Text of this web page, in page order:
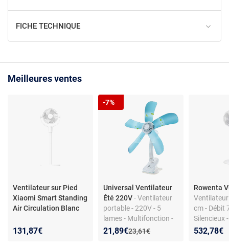
FICHE TECHNIQUE
Meilleures ventes
Ventilateur sur Pied
Xiaomi Smart Standing
Air Circulation Blanc
131,87€
Universal Ventilateur
Été 220V- Ventilateur
portable - 220V - 5
lames - Multifonction -
Ultra-silencieux
Ancien prix :
23,61€
Nouveau prix :
21,89€
Réduction de :
-7%
Rowenta
cm - Débit
Silencieux
532,78€